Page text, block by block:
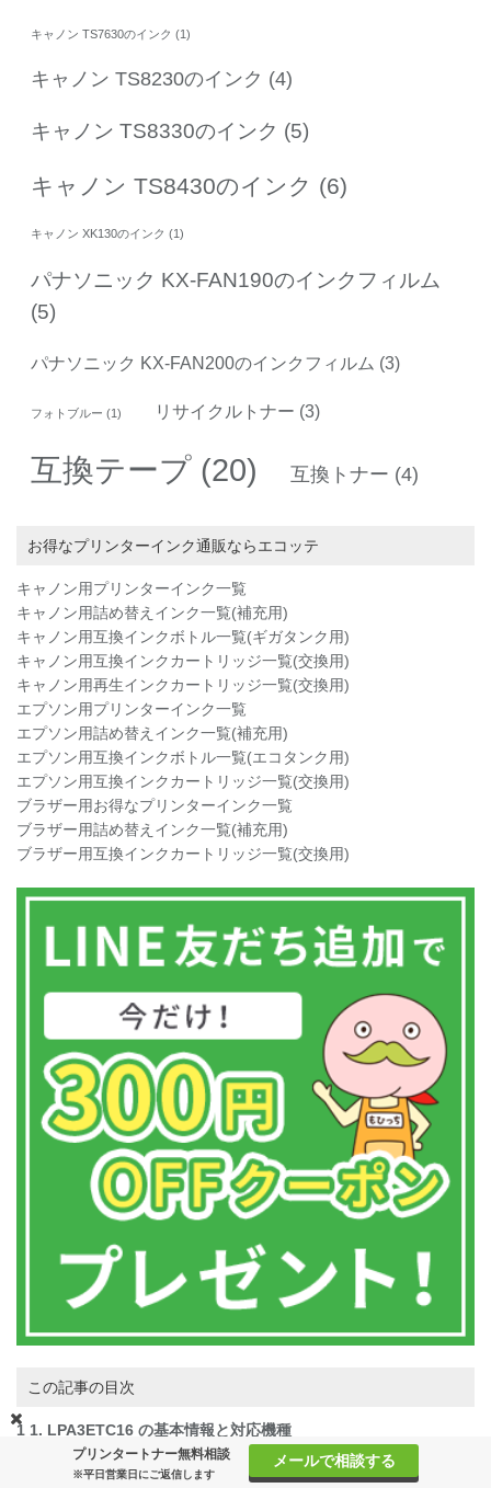
キャノン TS7630のインク (1)
キャノン TS8230のインク (4)
キャノン TS8330のインク (5)
キャノン TS8430のインク (6)
キャノン XK130のインク (1)
パナソニック KX-FAN190のインクフィルム
(5)
パナソニック KX-FAN200のインクフィルム (3)
フォトブルー (1) リサイクルトナー (3)
互換テープ (20) 互換トナー (4)
お得なプリンターインク通販ならエコッテ
キャノン用プリンターインク一覧
キャノン用詰め替えインク一覧(補充用)
キャノン用互換インクボトル一覧(ギガタンク用)
キャノン用互換インクカートリッジ一覧(交換用)
キャノン用再生インクカートリッジ一覧(交換用)
エプソン用プリンターインク一覧
エプソン用詰め替えインク一覧(補充用)
エプソン用互換インクボトル一覧(エコタンク用)
エプソン用互換インクカートリッジ一覧(交換用)
ブラザー用お得なプリンターインク一覧
ブラザー用詰め替えインク一覧(補充用)
ブラザー用互換インクカートリッジ一覧(交換用)
この記事の目次
1 1. LPA3ETC16 の基本情報と対応機種
対応プリンター一覧
プリンタートナー無料相談
※平日営業日にご返信します
メールで相談する